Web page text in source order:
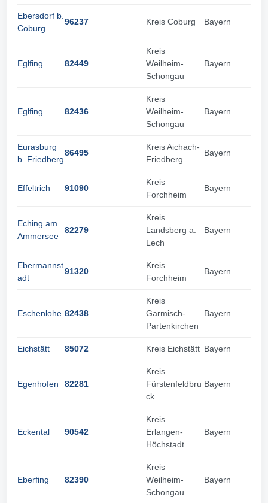
Ebersdorf b.
Coburg
96237 Kreis Coburg Bayern
Eglfing 82449
Kreis
Weilheim-
Schongau
Bayern
Eglfing 82436
Kreis
Weilheim-
Schongau
Bayern
Eurasburg
b. Friedberg
86495
Kreis Aichach-
Friedberg
Bayern
Effeltrich 91090
Kreis
Forchheim
Bayern
Eching am
Ammersee
82279
Kreis
Landsberg a.
Lech
Bayern
Ebermannst
adt
91320
Kreis
Forchheim
Bayern
Eschenlohe 82438
Kreis
Garmisch-
Partenkirchen
Bayern
Eichstätt 85072 Kreis Eichstätt Bayern
Egenhofen 82281
Kreis
Fürstenfeldbru
ck
Bayern
Eckental 90542
Kreis
Erlangen-
Höchstadt
Bayern
Eberfing 82390
Kreis
Weilheim-
Schongau
Bayern